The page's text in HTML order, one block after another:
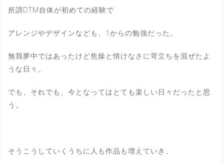
所謂DTM自体が初めての経験で
アレンジやデザインなども、1からの勉強だった。
無我夢中ではあったけど焦燥と情けなさに苛立ちを混ぜたよ
うな日々。
でも、それでも、今となってはとても楽しい日々だったと思
う。
そうこうしていくうちに人も作品も増えていき、